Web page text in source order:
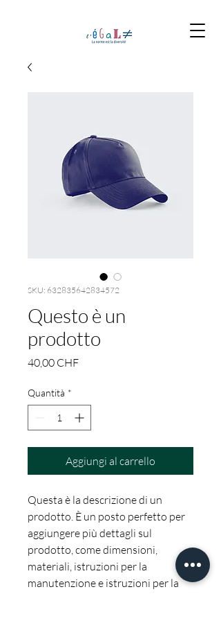
SKU: 632835642834572
Questo è un
prodotto
40,00 CHFPrezzo
Quantità *
Aggiungi al carrello
Questa è la descrizione di un
prodotto. È un posto perfetto per
aggiungere più dettagli sul
prodotto, come dimensioni,
materiali, istruzioni per la
manutenzione e istruzioni per la